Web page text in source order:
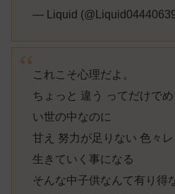
— Liquid
これこそ心理だよ。
ちょっと 違う ってだけで
い世の中なのに
甘え 努力が足りない 色々
生きていく事になる
そんな中子供なんて有り得